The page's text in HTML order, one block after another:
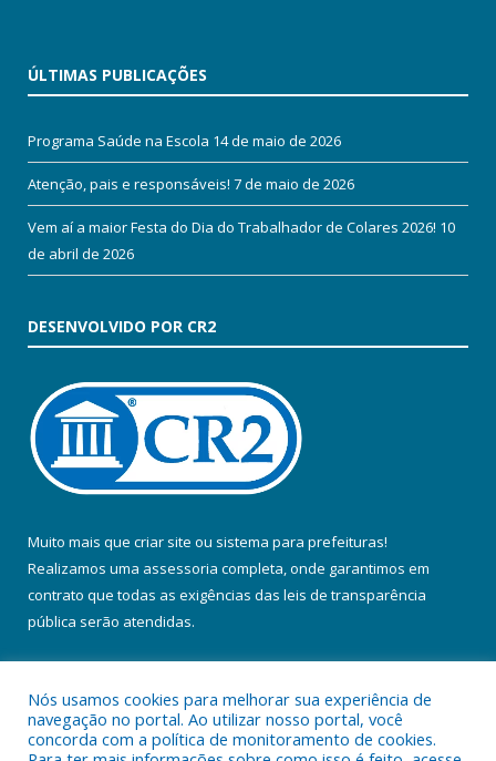
ÚLTIMAS PUBLICAÇÕES
Programa Saúde na Escola 14 de maio de 2026
Atenção, pais e responsáveis! 7 de maio de 2026
Vem aí a maior Festa do Dia do Trabalhador de Colares 2026! 10
de abril de 2026
DESENVOLVIDO POR CR2
Muito mais que criar site ou sistema para prefeituras!
Realizamos uma assessoria completa, onde garantimos em
contrato que todas as exigências das leis de transparência
pública serão atendidas.
Nós usamos cookies para melhorar sua experiência de
navegação no portal. Ao utilizar nosso portal, você
concorda com a política de monitoramento de cookies.